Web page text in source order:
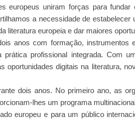
europeus uniram forças para fundar
a necessidade de
literatura europeia e dar maiores
anos com formação, instrumentos
prática profissional integrada. Com
oportunidades digitais na literatura,
dois anos. No primeiro ano, as
lhes um programa
europeu e para um público